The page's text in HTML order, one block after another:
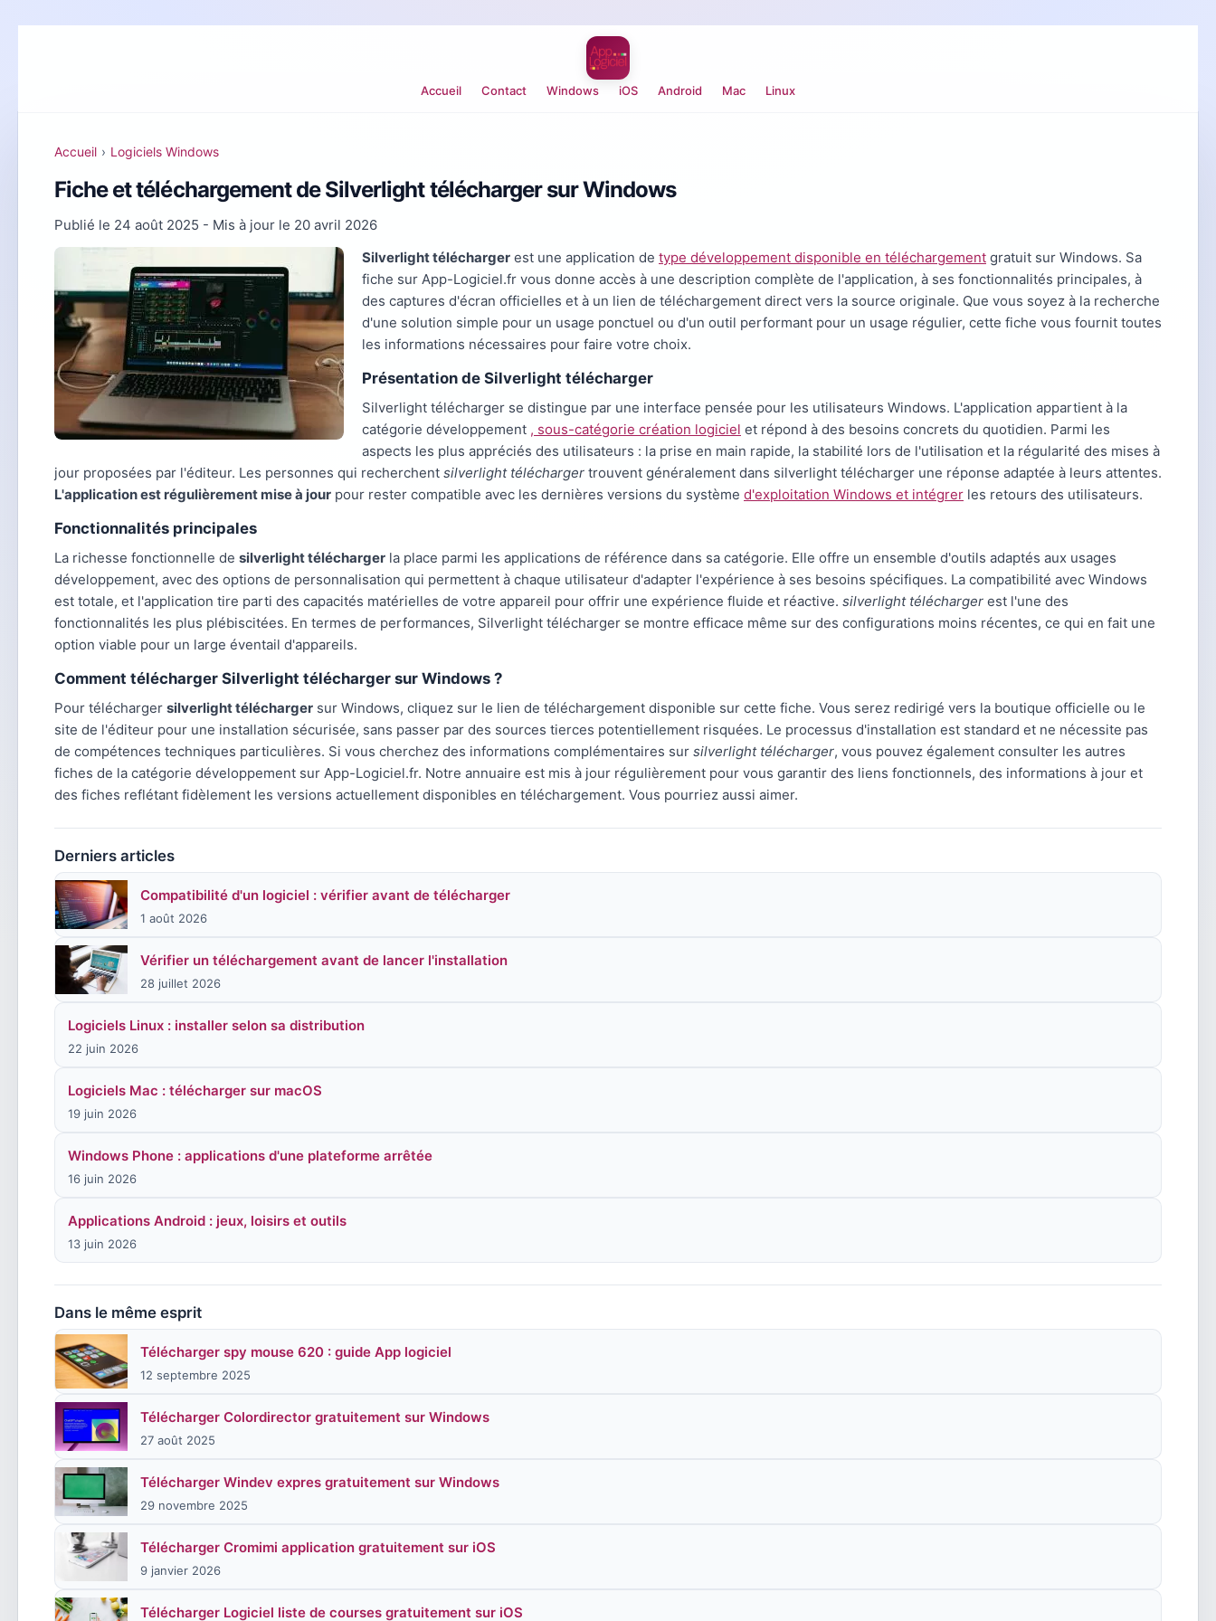
Accueil Contact Windows iOS Android Mac Linux
Accueil › Logiciels Windows
Fiche et téléchargement de Silverlight télécharger sur Windows
Publié le 24 août 2025 - Mis à jour le 20 avril 2026
Silverlight télécharger est une application de type développement disponible en téléchargement gratuit sur Windows. Sa
fiche sur App-Logiciel.fr vous donne accès à une description complète de l'application, à ses fonctionnalités principales, à
des captures d'écran officielles et à un lien de téléchargement direct vers la source originale. Que vous soyez à la recherche
d'une solution simple pour un usage ponctuel ou d'un outil performant pour un usage régulier, cette fiche vous fournit toutes
les informations nécessaires pour faire votre choix.
Présentation de Silverlight télécharger
Silverlight télécharger se distingue par une interface pensée pour les utilisateurs Windows. L'application appartient à la
catégorie développement , sous-catégorie création logiciel et répond à des besoins concrets du quotidien. Parmi les
aspects les plus appréciés des utilisateurs : la prise en main rapide, la stabilité lors de l'utilisation et la régularité des mises à
jour proposées par l'éditeur. Les personnes qui recherchent silverlight télécharger trouvent généralement dans silverlight télécharger une réponse adaptée à leurs attentes.
L'application est régulièrement mise à jour pour rester compatible avec les dernières versions du système d'exploitation Windows et intégrer les retours des utilisateurs.
Fonctionnalités principales
La richesse fonctionnelle de silverlight télécharger la place parmi les applications de référence dans sa catégorie. Elle offre un ensemble d'outils adaptés aux usages
développement, avec des options de personnalisation qui permettent à chaque utilisateur d'adapter l'expérience à ses besoins spécifiques. La compatibilité avec Windows
est totale, et l'application tire parti des capacités matérielles de votre appareil pour offrir une expérience fluide et réactive. silverlight télécharger est l'une des
fonctionnalités les plus plébiscitées. En termes de performances, Silverlight télécharger se montre efficace même sur des configurations moins récentes, ce qui en fait une
option viable pour un large éventail d'appareils.
Comment télécharger Silverlight télécharger sur Windows ?
Pour télécharger silverlight télécharger sur Windows, cliquez sur le lien de téléchargement disponible sur cette fiche. Vous serez redirigé vers la boutique officielle ou le
site de l'éditeur pour une installation sécurisée, sans passer par des sources tierces potentiellement risquées. Le processus d'installation est standard et ne nécessite pas
de compétences techniques particulières. Si vous cherchez des informations complémentaires sur silverlight télécharger, vous pouvez également consulter les autres
fiches de la catégorie développement sur App-Logiciel.fr. Notre annuaire est mis à jour régulièrement pour vous garantir des liens fonctionnels, des informations à jour et
des fiches reflétant fidèlement les versions actuellement disponibles en téléchargement. Vous pourriez aussi aimer.
Derniers articles
Compatibilité d'un logiciel : vérifier avant de télécharger
1 août 2026
Vérifier un téléchargement avant de lancer l'installation
28 juillet 2026
Logiciels Linux : installer selon sa distribution
22 juin 2026
Logiciels Mac : télécharger sur macOS
19 juin 2026
Windows Phone : applications d'une plateforme arrêtée
16 juin 2026
Applications Android : jeux, loisirs et outils
13 juin 2026
Dans le même esprit
Télécharger spy mouse 620 : guide App logiciel
12 septembre 2025
Télécharger Colordirector gratuitement sur Windows
27 août 2025
Télécharger Windev expres gratuitement sur Windows
29 novembre 2025
Télécharger Cromimi application gratuitement sur iOS
9 janvier 2026
Télécharger Logiciel liste de courses gratuitement sur iOS